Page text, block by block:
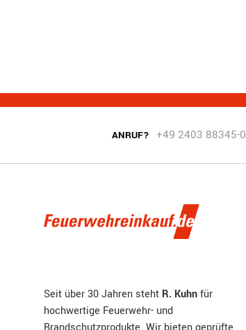
ANRUF? +49 2403 88345-0
Seit über 30 Jahren steht R. Kuhnfür
hochwertige Feuerwehr- und